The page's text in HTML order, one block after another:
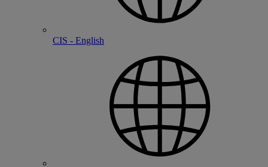
CIS - English